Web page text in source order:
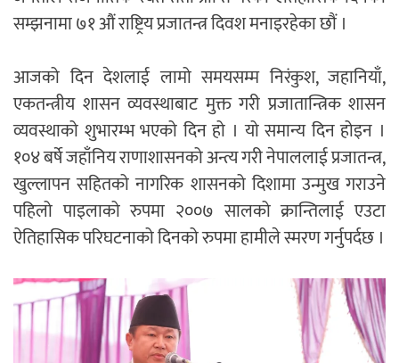
सम्झनामा ७१ औं राष्ट्रिय प्रजातन्त्र दिवश मनाइरहेका छौं ।
आजको दिन देशलाई लामो समयसम्म निरंकुश, जहानियाँ,
एकतन्त्रीय शासन व्यवस्थाबाट मुक्त गरी प्रजातान्त्रिक शासन
व्यवस्थाको शुभारम्भ भएको दिन हो । यो समान्य दिन होइन ।
१०४ बर्षे जहाँनिय राणाशासनको अन्त्य गरी नेपाललाई प्रजातन्त्र,
खुल्लापन सहितको नागरिक शासनको दिशामा उन्मुख गराउने
पहिलो पाइलाको रुपमा २००७ सालको क्रान्तिलाई एउटा
ऐतिहासिक परिघटनाको दिनको रुपमा हामीले स्मरण गर्नुपर्दछ ।